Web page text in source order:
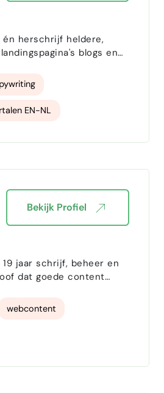
herschrijf heldere,
EN-NL
jaar schrijf, beheer en
dat goede content
webcontent
Bekijk Profiel